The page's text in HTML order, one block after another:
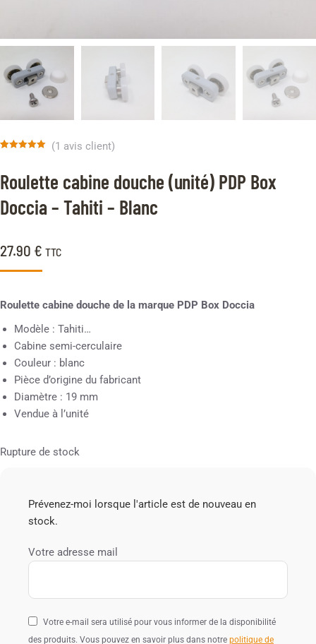
Roulette cabine douche (unité) PDP Box
Doccia – Tahiti – Blanc
27.90 € TTC
sur
notation
client
(1 avis client)
Roulette cabine douche de la marque PDP Box Doccia
Modèle : Tahiti…
Cabine semi-cerculaire
Couleur : blanc
Pièce d’origine du fabricant
Diamètre : 19 mm
Vendue à l’unité
Rupture de stock
Prévenez-moi lorsque l'article est de nouveau en
stock.
Votre adresse mail
Votre e-mail sera utilisé pour vous informer de la disponibilité
des produits. Vous pouvez en savoir plus dans notre politique de